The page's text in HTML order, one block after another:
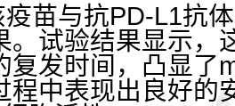
苗与抗PD-L1抗
试验结果显示，
发时间，凸显了
中表现出良好的